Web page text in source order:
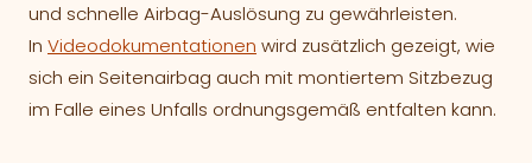
und schnelle Airbag-Auslösung zu gewährleisten.
In Videodokumentationen wird zusätzlich gezeigt, wie
sich ein Seitenairbag auch mit montiertem Sitzbezug
im Falle eines Unfalls ordnungsgemäß entfalten kann.